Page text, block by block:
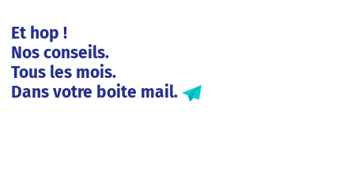
Et hop !
Nos conseils.
Tous les mois.
Dans votre boite mail.